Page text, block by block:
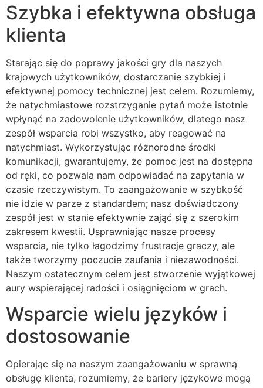
Szybka i efektywna obsługa
klienta
Starając się do poprawy jakości gry dla naszych
krajowych użytkowników, dostarczanie szybkiej i
efektywnej pomocy technicznej jest celem. Rozumiemy,
że natychmiastowe rozstrzyganie pytań może istotnie
wpłynąć na zadowolenie użytkowników, dlatego nasz
zespół wsparcia robi wszystko, aby reagować na
natychmiast. Wykorzystując różnorodne środki
komunikacji, gwarantujemy, że pomoc jest na dostępna
od ręki, co pozwala nam odpowiadać na zapytania w
czasie rzeczywistym. To zaangażowanie w szybkość
nie idzie w parze z standardem; nasz doświadczony
zespół jest w stanie efektywnie zająć się z szerokim
zakresem kwestii. Usprawniając nasze procesy
wsparcia, nie tylko łagodzimy frustracje graczy, ale
także tworzymy poczucie zaufania i niezawodności.
Naszym ostatecznym celem jest stworzenie wyjątkowej
aury wspierającej radości i osiągnięciom w grach.
Wsparcie wielu języków i
dostosowanie
Opierając się na naszym zaangażowaniu w sprawną
obsługę klienta, rozumiemy, że bariery językowe mogą